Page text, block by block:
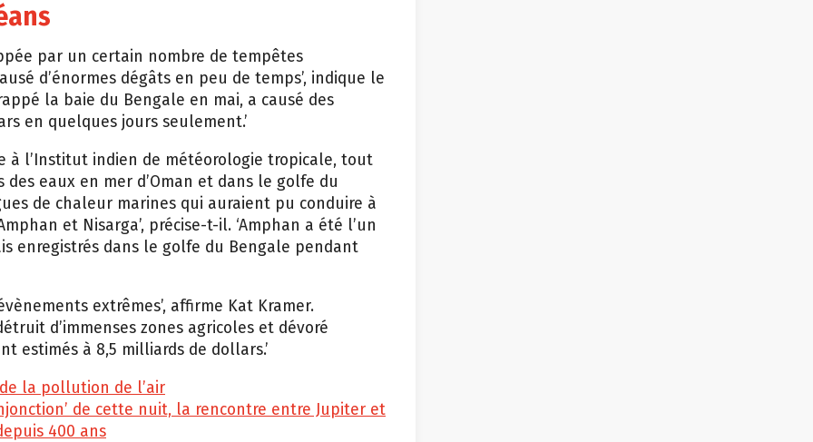
par un certain nombre de tempêtes
d’énormes dégâts en peu de temps’, indique le
la baie du Bengale en mai, a causé des
en quelques jours seulement.’
à l’Institut indien de météorologie tropicale, tout
eaux en mer d’Oman et dans le golfe du
de chaleur marines qui auraient pu conduire à
et Nisarga’, précise-t-il. ‘Amphan a été l’un
enregistrés dans le golfe du Bengale pendant
extrêmes’, affirme Kat Kramer.
d’immenses zones agricoles et dévoré
estimés à 8,5 milliards de dollars.’
la pollution de l’air
de cette nuit, la rencontre entre Jupiter et
400 ans